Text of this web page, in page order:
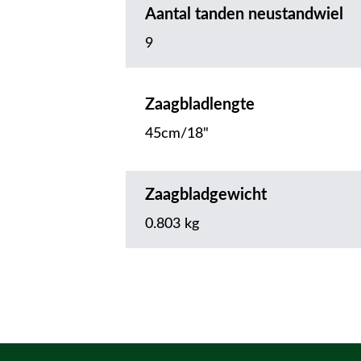
Aantal tanden neustandwiel
9
Zaagbladlengte
45cm/18"
Zaagbladgewicht
0.803 kg